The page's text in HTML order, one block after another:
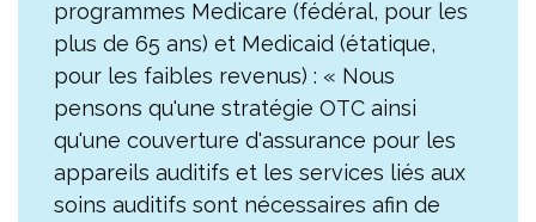
programmes Medicare (fédéral, pour les
plus de 65 ans) et Medicaid (étatique,
pour les faibles revenus) : « Nous
pensons qu'une stratégie OTC ainsi
qu'une couverture d'assurance pour les
appareils auditifs et les services liés aux
soins auditifs sont nécessaires afin de